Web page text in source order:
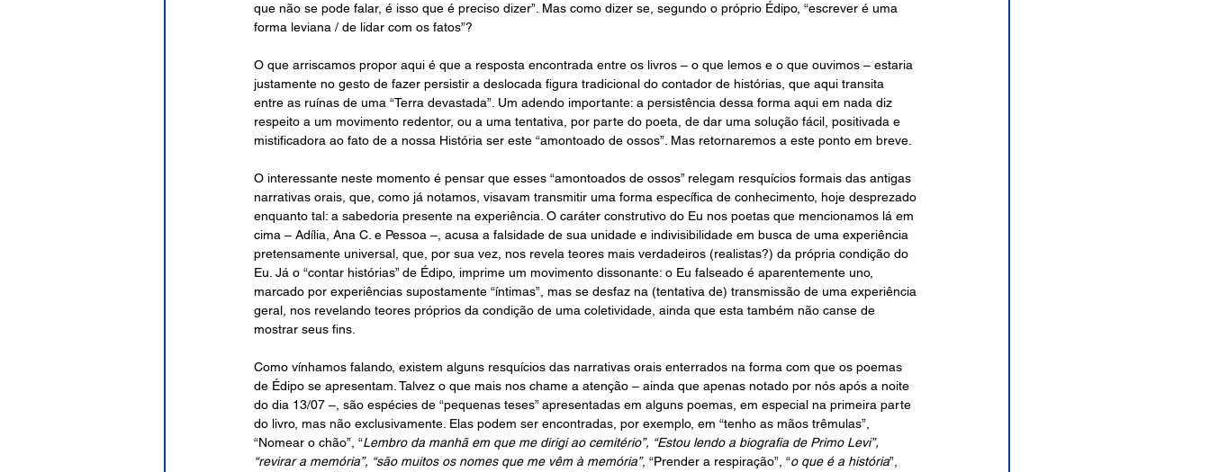
que não se pode falar, é isso que é preciso dizer”. Mas como dizer se, segundo o próprio Édipo, “escrever é uma
forma leviana / de lidar com os fatos”?
O que arriscamos propor aqui é que a resposta encontrada entre os livros – o que lemos e o que ouvimos – estaria
justamente no gesto de fazer persistir a deslocada figura tradicional do contador de histórias, que aqui transita
entre as ruínas de uma “Terra devastada”. Um adendo importante: a persistência dessa forma aqui em nada diz
respeito a um movimento redentor, ou a uma tentativa, por parte do poeta, de dar uma solução fácil, positivada e
mistificadora ao fato de a nossa História ser este “amontoado de ossos”. Mas retornaremos a este ponto em breve.
O interessante neste momento é pensar que esses “amontoados de ossos” relegam resquícios formais das antigas
narrativas orais, que, como já notamos, visavam transmitir uma forma específica de conhecimento, hoje desprezado
enquanto tal: a sabedoria presente na experiência. O caráter construtivo do Eu nos poetas que mencionamos lá em
cima – Adília, Ana C. e Pessoa –, acusa a falsidade de sua unidade e indivisibilidade em busca de uma experiência
pretensamente universal, que, por sua vez, nos revela teores mais verdadeiros (realistas?) da própria condição do
Eu. Já o “contar histórias” de Édipo, imprime um movimento dissonante: o Eu falseado é aparentemente uno,
marcado por experiências supostamente “íntimas”, mas se desfaz na (tentativa de) transmissão de uma experiência
geral, nos revelando teores próprios da condição de uma coletividade, ainda que esta também não canse de
mostrar seus fins.
Como vínhamos falando, existem alguns resquícios das narrativas orais enterrados na forma com que os poemas
de Édipo se apresentam. Talvez o que mais nos chame a atenção – ainda que apenas notado por nós após a noite
do dia 13/07 –, são espécies de “pequenas teses” apresentadas em alguns poemas, em especial na primeira parte
do livro, mas não exclusivamente. Elas podem ser encontradas, por exemplo, em “tenho as mãos trêmulas”,
“Nomear o chão”, “Lembro da manhã em que me dirigi ao cemitério”, “Estou lendo a biografia de Primo Levi”,
“revirar a memória”, “são muitos os nomes que me vêm à memória”, “Prender a respiração”, “o que é a história”,